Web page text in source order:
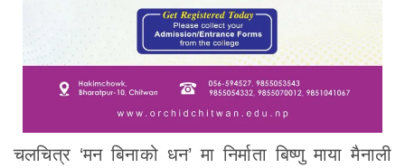
चलचित्र ‘मन बिनाको धन’ मा निर्माता बिष्णु माया मैनाली